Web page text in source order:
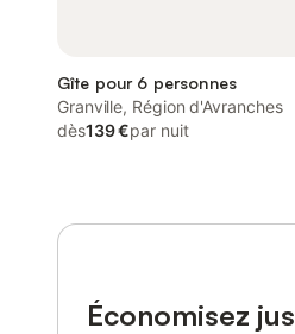
Gîte pour 6 personnes
Granville, Région d'Avranches
dès139 €par nuit
Économisez